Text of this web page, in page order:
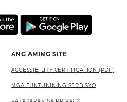
ANG AMING SITE
ACCESSIBILITY CERTIFICATION (PDF)
MGA TUNTUNIN NG SERBISYO
PATAKARAN SA PRIVACY